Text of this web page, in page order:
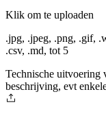
Klik om te uploaden
.jpg, .jpeg, .png, .gif,
.csv, .md, tot 5
Technische uitvoering
beschrijving, evt